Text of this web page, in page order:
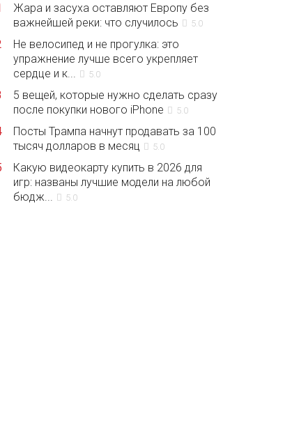
Жара и засуха оставляют Европу без
важнейшей реки: что случилось
5.0
Не велосипед и не прогулка: это
упражнение лучше всего укрепляет
сердце и к...
5.0
5 вещей, которые нужно сделать сразу
после покупки нового iPhone
5.0
Посты Трампа начнут продавать за 100
тысяч долларов в месяц
5.0
Какую видеокарту купить в 2026 для
игр: названы лучшие модели на любой
бюдж...
5.0